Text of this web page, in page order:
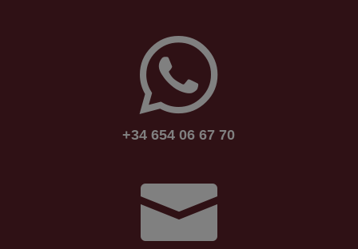
+34 654 06 67 70
